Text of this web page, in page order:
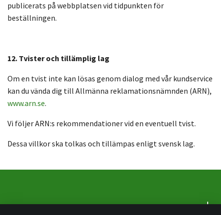
publicerats på webbplatsen vid tidpunkten för
beställningen.
12. Tvister och tillämplig lag
Om en tvist inte kan lösas genom dialog med vår kundservice
kan du vända dig till Allmänna reklamationsnämnden (ARN),
www.arn.se.
Vi följer ARN:s rekommendationer vid en eventuell tvist.
Dessa villkor ska tolkas och tillämpas enligt svensk lag.
Om oss